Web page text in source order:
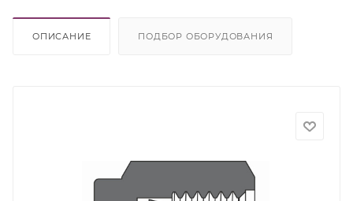
ОПИСАНИЕ ПОДБОР ОБОРУДОВАНИЯ